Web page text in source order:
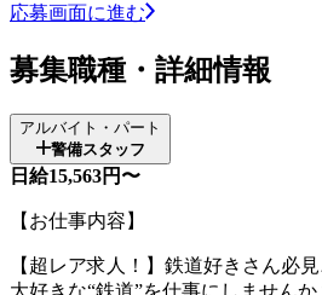
応募画面に進む
募集職種・詳細情報
アルバイト・パート
警備スタッフ
日給15,563円〜
【お仕事内容】
【超レア求人！】鉄道好きさん必見
大好きな“鉄道”を仕事にしませんか